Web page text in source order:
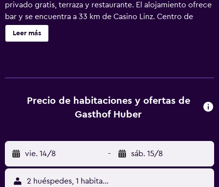
privado gratis, terraza y restaurante. El alojamiento ofrece
bar y se encuentra a 33 km de Casino Linz. Centro de
Diseño de Linz está a 33 km de la posada u hostería y
Messe Ried, a 48 km. En la posada u hostería, cada
satélite. Bildungshaus Schloss Puchberg está a 4,6 km del
alojamiento, y Zoológico de Schmiding está a 10 km. El
Leer más
Precio de habitaciones y ofertas de
Gasthof Huber
vie. 14/8 - sáb. 15/8
2 huéspedes, 1 habitación